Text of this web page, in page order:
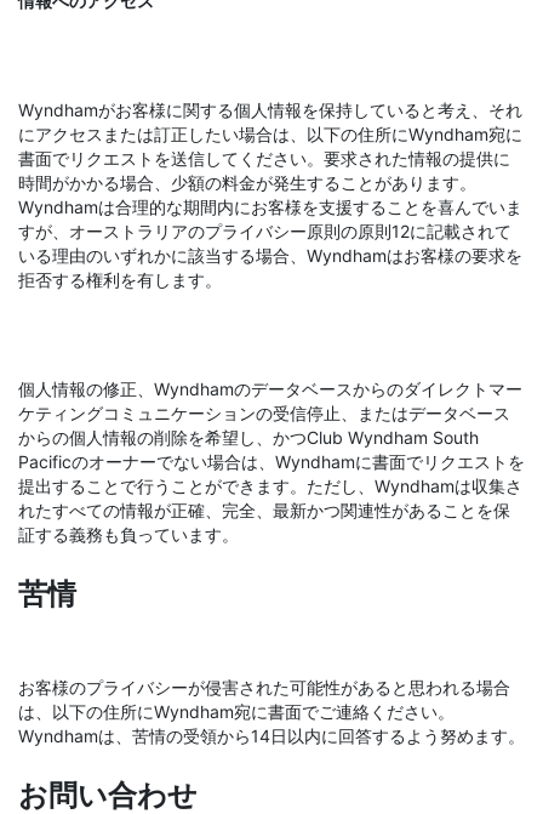
Wyndhamがお客様に関する個人情報を保持していると考え、それ
にアクセスまたは訂正したい場合は、以下の住所にWyndham宛に
書面でリクエストを送信してください。要求された情報の提供に
時間がかかる場合、少額の料金が発生することがあります。
Wyndhamは合理的な期間内にお客様を支援することを喜んでいま
すが、オーストラリアのプライバシー原則の原則12に記載されて
いる理由のいずれかに該当する場合、Wyndhamはお客様の要求を
拒否する権利を有します。
個人情報の修正、Wyndhamのデータベースからのダイレクトマー
ケティングコミュニケーションの受信停止、またはデータベース
からの個人情報の削除を希望し、かつClub Wyndham South
Pacificのオーナーでない場合は、Wyndhamに書面でリクエストを
提出することで行うことができます。ただし、Wyndhamは収集さ
れたすべての情報が正確、完全、最新かつ関連性があることを保
証する義務も負っています。
苦情
お客様のプライバシーが侵害された可能性があると思われる場合
は、以下の住所にWyndham宛に書面でご連絡ください。
Wyndhamは、苦情の受領から14日以内に回答するよう努めます。
お問い合わせ